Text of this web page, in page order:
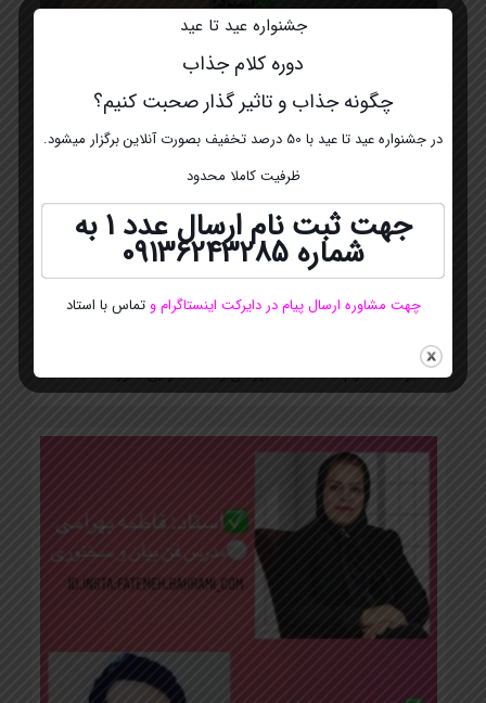
لایو اینستاگرام استاد فاطمه بهرامی و استاد نازنین نامور
جشنواره عید تا عید
دوره کلام جذاب
چگونه جذاب و تاثیر گذار صحبت کنیم؟
در جشنواره عید تا عید با 50 درصد تخفیف بصورت آنلاین برگزار میشود.
ظرفیت کاملا محدود
جهت ثبت نام ارسال عدد 1 به
شماره 09136243285
چهت مشاوره ارسال پیام در دایرکت اینستاگراموتماس با استاد